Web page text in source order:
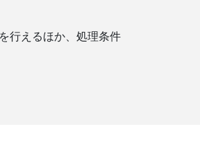
行えるほか、処理条件